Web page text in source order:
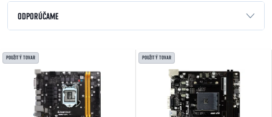
Radenie produktov
ODPORÚČAME
NAJDRAHŠIE
NAJPREDÁVANEJŠIE
Výpis produktov
POUŽITÝ TOVAR POUŽITÝ TOVAR